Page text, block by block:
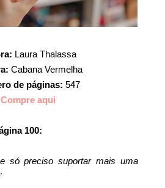
Laura Thalassa
Cabana Vermelha
de páginas: 547
Compre aqui
100:
só preciso suportar mais uma